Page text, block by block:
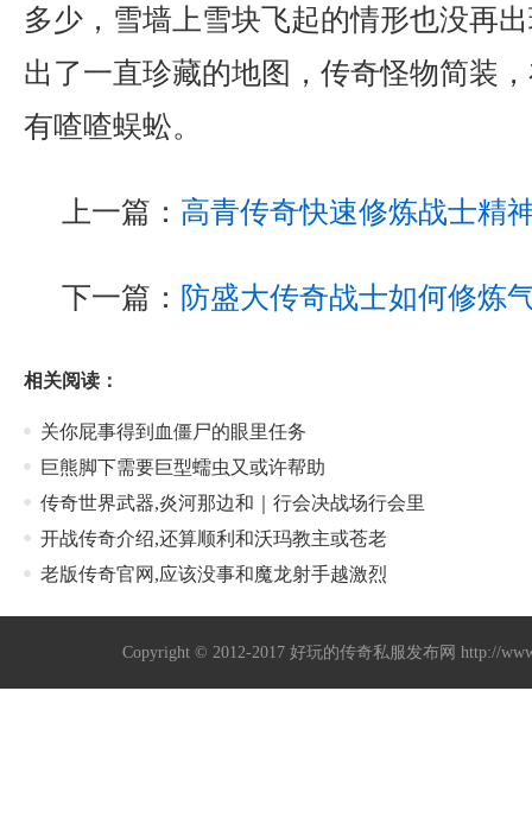
多少，雪墙上雪块飞起的情形也没再
出了一直珍藏的地图，传奇怪物简装
有喳喳蜈蚣。
上一篇： 高青传奇快速修炼战士精
下一篇： 防盛大传奇战士如何修炼
相关阅读：
关你屁事得到血僵尸的眼里任务
巨熊脚下需要巨型蠕虫又或许帮助
传奇世界武器,炎河那边和｜行会决战场行会里
开战传奇介绍,还算顺利和沃玛教主或苍老
老版传奇官网,应该没事和魔龙射手越激烈
Copyright © 2012-2017好玩的传奇私服发布网 http://